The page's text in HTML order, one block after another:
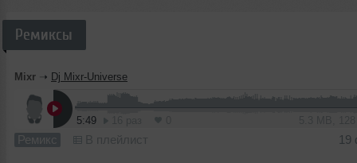
Ремиксы
Mixr ➝ Dj Mixr-Universe
5:49
Ремикс В плейлист 19